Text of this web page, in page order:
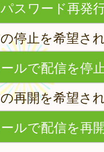
スワード再発
停止を希望さ
ルで配信を停
再開を希望さ
ルで配信を再